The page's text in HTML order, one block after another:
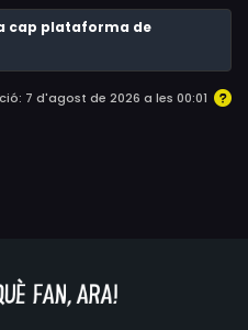
que també
la universitat i
de rock. Hélène i els seus
penes, rialles i moments de
cap plataforma de
7 d'agost de 2026 a les 00:01